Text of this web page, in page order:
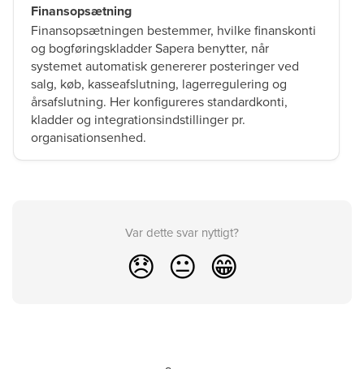
Finansopsætning
Finansopsætningen bestemmer, hvilke finanskonti
og bogføringskladder Sapera benytter, når
systemet automatisk genererer posteringer ved
salg, køb, kasseafslutning, lagerregulering og
årsafslutning. Her konfigureres standardkonti,
kladder og integrations­indstillinger pr.
organisationsenhed.
Var dette svar nyttigt?
😞 😐 😁